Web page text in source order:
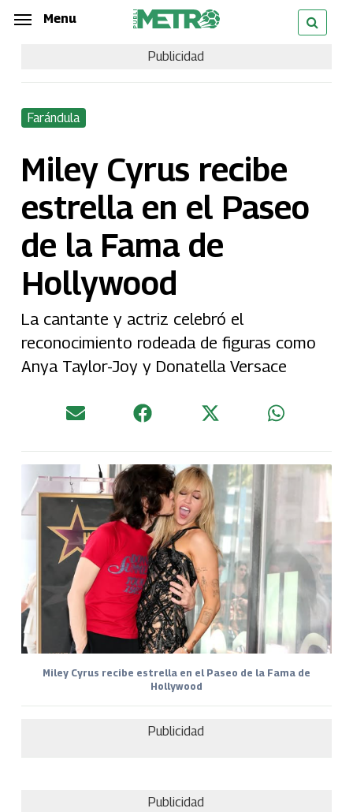
Skip
content
Menu
Publicidad
Farándula
Miley Cyrus recibe
estrella en el Paseo
de la Fama de
Hollywood
La cantante y actriz celebró el
reconocimiento rodeada de figuras como
Anya Taylor-Joy y Donatella Versace
Miley Cyrus recibe estrella en el Paseo de la Fama de
Hollywood
Publicidad
Publicidad
Menu